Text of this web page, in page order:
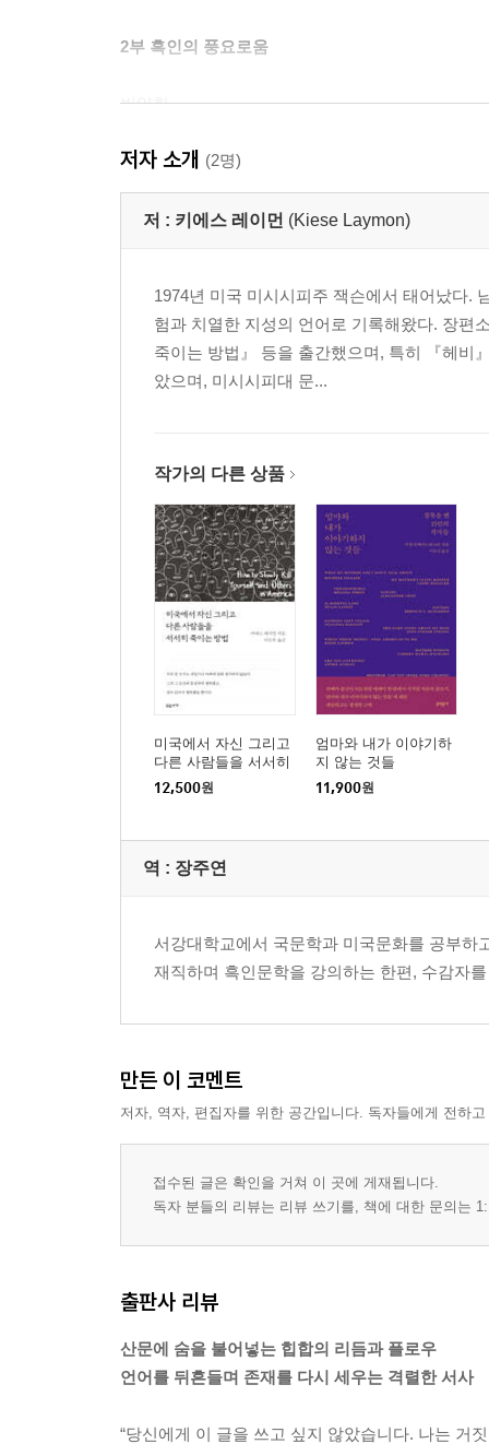
2부 흑인의 풍요로움
빈약한
헐크
깡
판타스틱
안전벨트
약속들
휘어진
옮긴이의 말
저자 소개 (2명)
저 : 키에스 레이먼 (Kiese Laymon)
1974년 미국 미시시피주 잭슨에서 태어났다.
험과 치열한 지성의 언어로 기록해왔다. 장편
죽이는 방법』 등을 출간했으며, 특히 『헤비
았으며, 미시시피대 문...
작가의 다른 상품
미국에서 자신 그리고
다른 사람들을 서서히
죽이는 방법
12,500원
엄마와 내가 이야기하
지 않는 것들
11,900원
역 : 장주연
서강대학교에서 국문학과 미국문화를 공부
재직하며 흑인문학을 강의하는 한편, 수감자
만든 이 코멘트
저자, 역자, 편집자를 위한 공간입니다. 독자들에게 전하
접수된 글은 확인을 거쳐 이 곳에 게재됩니다.
독자 분들의 리뷰는 리뷰 쓰기를, 책에 대한 문의는
출판사 리뷰
산문에 숨을 불어넣는 힙합의 리듬과 플로우
언어를 뒤흔들며 존재를 다시 세우는 격렬한 서사
“당신에게 이 글을 쓰고 싶지 않았습니다. 나는 거